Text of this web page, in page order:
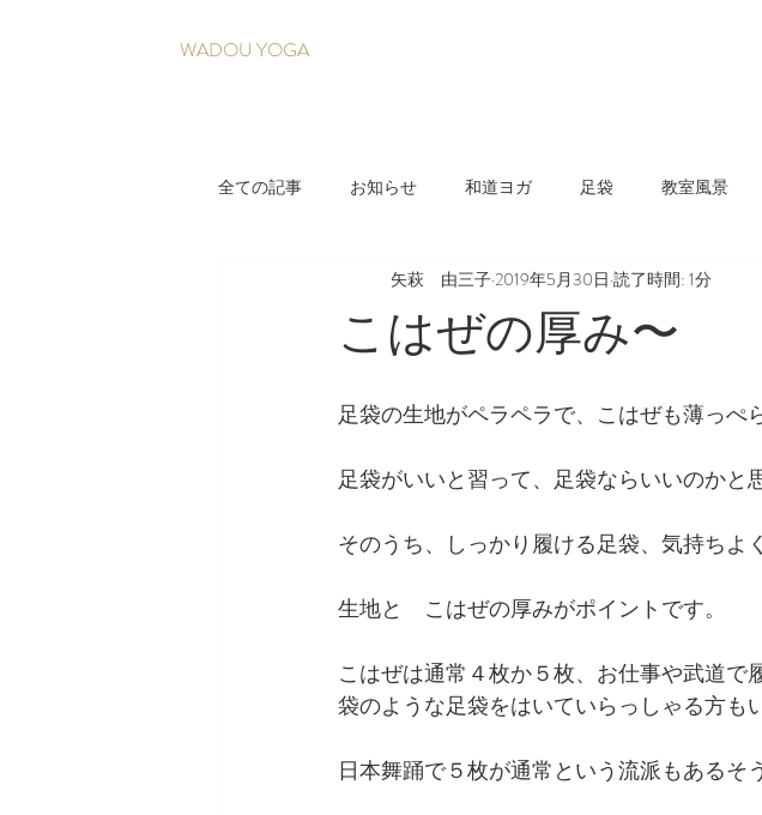
WADOU YOGA
全ての記事 お知らせ 和道ヨガ 足袋 教室風景
疲れづらい身体を育てる養生法 日本人に合った養生法
こはぜの厚み〜
矢萩 由三子 2019年5月30日 読了時間: 1分
足袋の生地がペラペラで、こはぜも薄っぺ
足袋がいいと習って、足袋ならいいのかと
そのうち、しっかり履ける足袋、気持ちよ
生地と　こはぜの厚みがポイントです。
こはぜは通常４枚か５枚、お仕事や武道
袋のような足袋をはいていらっしゃる方も
日本舞踊で５枚が通常という流派もあるそ